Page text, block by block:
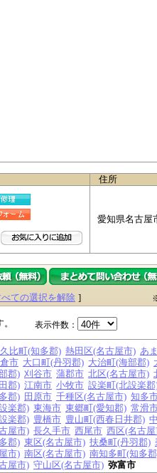
住所
愛知県名古屋
ての選択を解除 ]
表示件数：
比町(知多郡) 熱田区(名古屋市) あ
市 大口町(丹羽郡) 大治町(海部郡)
郡) 刈谷市 蒲郡市 北区(名古屋市)
郡) 江南市 小牧市 設楽町(北設楽郡
郡) 田原市 千種区(名古屋市) 知多
楽郡) 東海市 東郷町(愛知郡) 常滑
楽郡) 豊橋市 豊山町(西春日井郡)
屋市) 長久手市 西尾市 西区(名古
郡) 東区(名古屋市) 扶桑町(丹羽郡)
市) 南区(名古屋市) 南知多町(知多
屋市) 守山区(名古屋市) 弥富市